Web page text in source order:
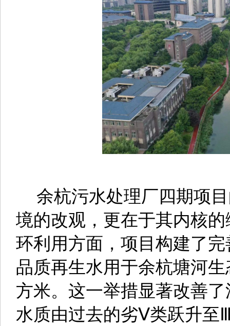
余杭污水处理厂四期项
境的改观，更在于其内核
环利用方面，项目构建了
品质再生水用于余杭塘河
方米。这一举措显著改善
水质由过去的劣Ⅴ类跃升至